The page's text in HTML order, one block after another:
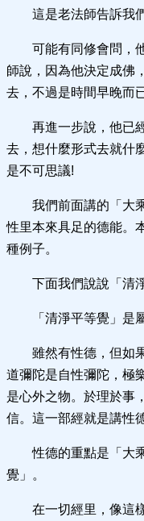
這是老法師告訴我
可能有同修會問，
師說，因為他決定成佛
去，不過是時間早晚而已
再進一步說，他已
去，想什麼形式去就什
是不可思議!
我們前面講的「大
性里本來具足的德能。
種例子。
下面我們說說「清
「清淨平等覺」是
雖然有性德，但如
道彌陀是自性彌陀，極
是心外之物。於理於事
信。這一部經就是講性
性德的重點是「大
覺」。
在一切經里，像這